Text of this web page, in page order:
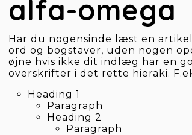
alfa-omega
Har du nogensinde læst en
ord og bogstaver, uden nogen
øjne hvis ikke dit indlæg har en
overskrifter i det rette hieraki.
Heading 1
Paragraph
Heading 2
Paragraph